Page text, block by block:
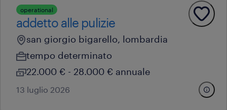
operational
addetto alle pulizie
san giorgio bigarello, lombardia
tempo determinato
22.000 € - 28.000 € annuale
13 luglio 2026